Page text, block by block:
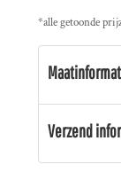
*alle getoonde
Verzend